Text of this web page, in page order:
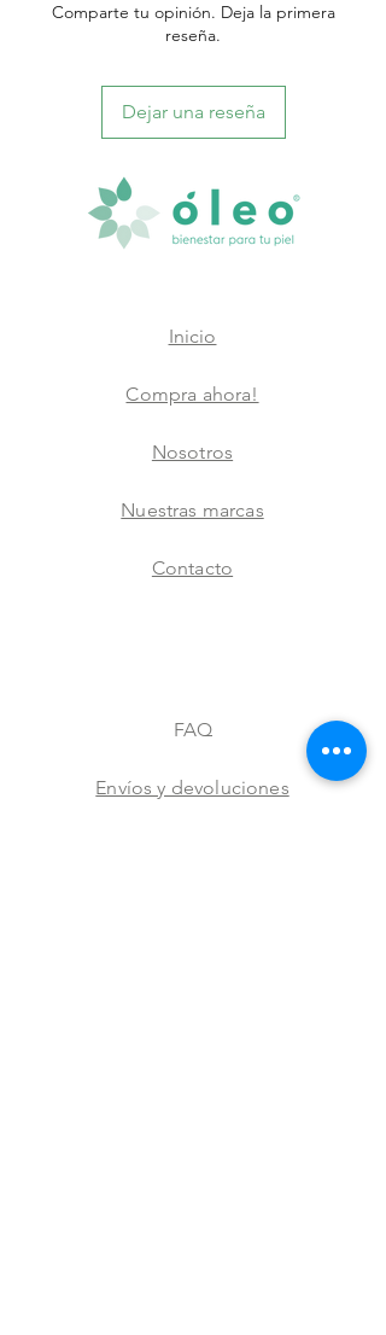
Comparte tu opinión. Deja la primera
reseña.
Dejar una reseña
Inicio
Compra ahora!
Nosotros
Nuestras marcas
Contacto
FAQ
Envíos y devoluciones